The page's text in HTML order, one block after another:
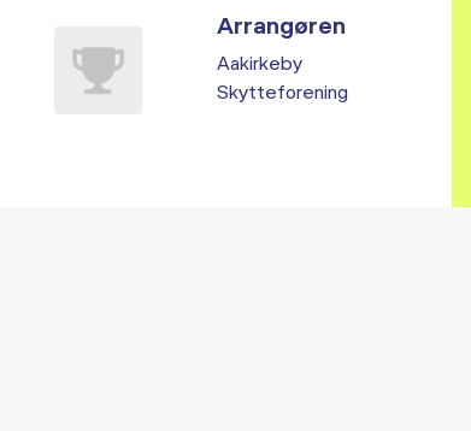
Arrangøren
Aakirkeby
Skytteforening